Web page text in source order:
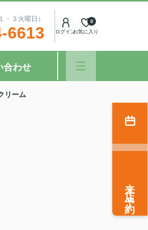
３火曜日）
6613 ログインお気に入り
0
合わせ
リーム
来店予約